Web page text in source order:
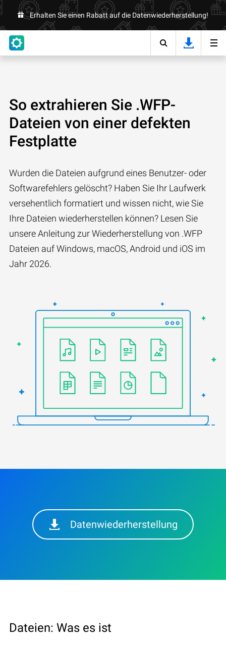
Erhalten Sie einen Rabatt auf die Datenwiederherstellung!
So extrahieren Sie .WFP-
Dateien von einer defekten
Festplatte
Wurden die Dateien aufgrund eines Benutzer- oder
Softwarefehlers gelöscht? Haben Sie Ihr Laufwerk
versehentlich formatiert und wissen nicht, wie Sie
Ihre Dateien wiederherstellen können? Lesen Sie
unsere Anleitung zur Wiederherstellung von .WFP
Dateien auf Windows, macOS, Android und iOS im
Jahr 2026.
Datenwiederherstellung
Dateien: Was es ist